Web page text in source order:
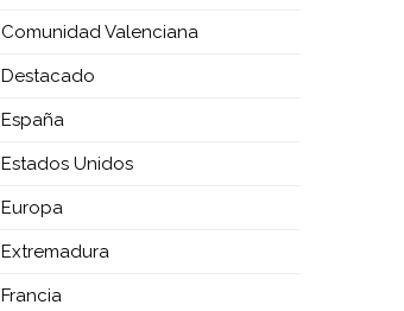
Comunidad Valenciana
Destacado
España
Estados Unidos
Europa
Extremadura
Francia